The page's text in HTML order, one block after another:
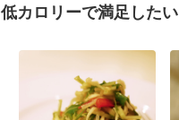
低カロリーで満足したい